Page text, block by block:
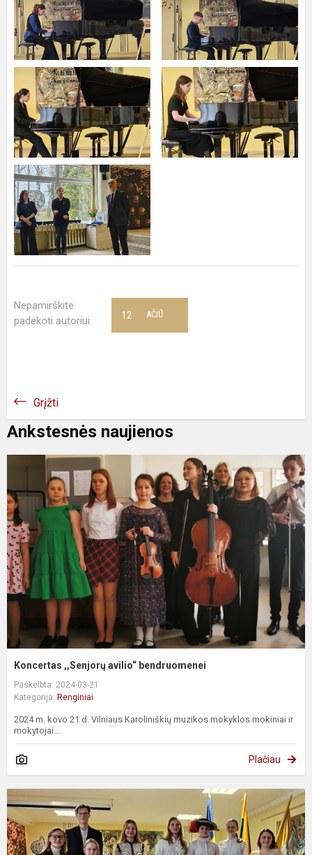
Nepamirškite
padėkoti autoriui
AČIŪ
12
Grįžti
Ankstesnės naujienos
Koncertas ,,Senjorų avilio“ bendruomenei
Paskelbta: 2024-03-21
Kategorija: Renginiai
2024 m. kovo 21 d. Vilniaus Karoliniškių muzikos mokyklos mokiniai ir
mokytojai...
Plačiau